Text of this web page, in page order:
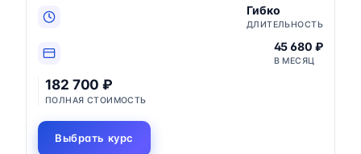
Гибко
ДЛИТЕЛЬНОСТЬ
45 680 ₽
В МЕСЯЦ
182 700 ₽
ПОЛНАЯ СТОИМОСТЬ
Выбрать курс